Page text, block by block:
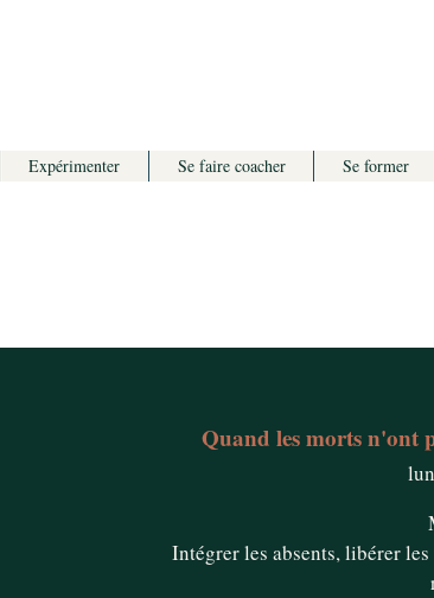
Expérimenter Se faire coacher Se former
Quand les morts n'ont
Intégrer les absents, libérer